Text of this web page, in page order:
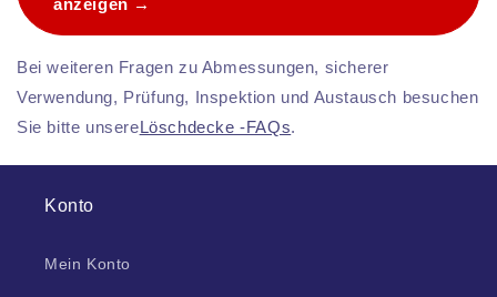
anzeigen →
Bei weiteren Fragen zu Abmessungen, sicherer
Verwendung, Prüfung, Inspektion und Austausch besuchen
Sie bitte unsereLöschdecke -FAQs.
Konto
Mein Konto